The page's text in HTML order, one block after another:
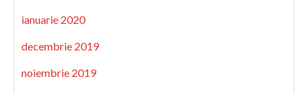
ianuarie 2020
decembrie 2019
noiembrie 2019